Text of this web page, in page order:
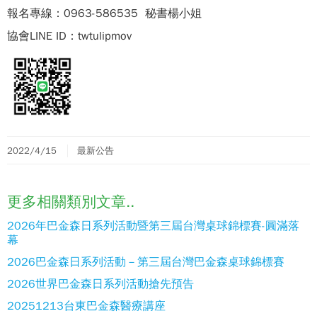
報名專線：0963-586535 秘書楊小姐
協會LINE ID：twtulipmov
2022/4/15 最新公告
更多相關類別文章..
2026年巴金森日系列活動暨第三屆台灣桌球錦標賽-圓滿落
幕
2026巴金森日系列活動－第三屆台灣巴金森桌球錦標賽
2026世界巴金森日系列活動搶先預告
20251213台東巴金森醫療講座